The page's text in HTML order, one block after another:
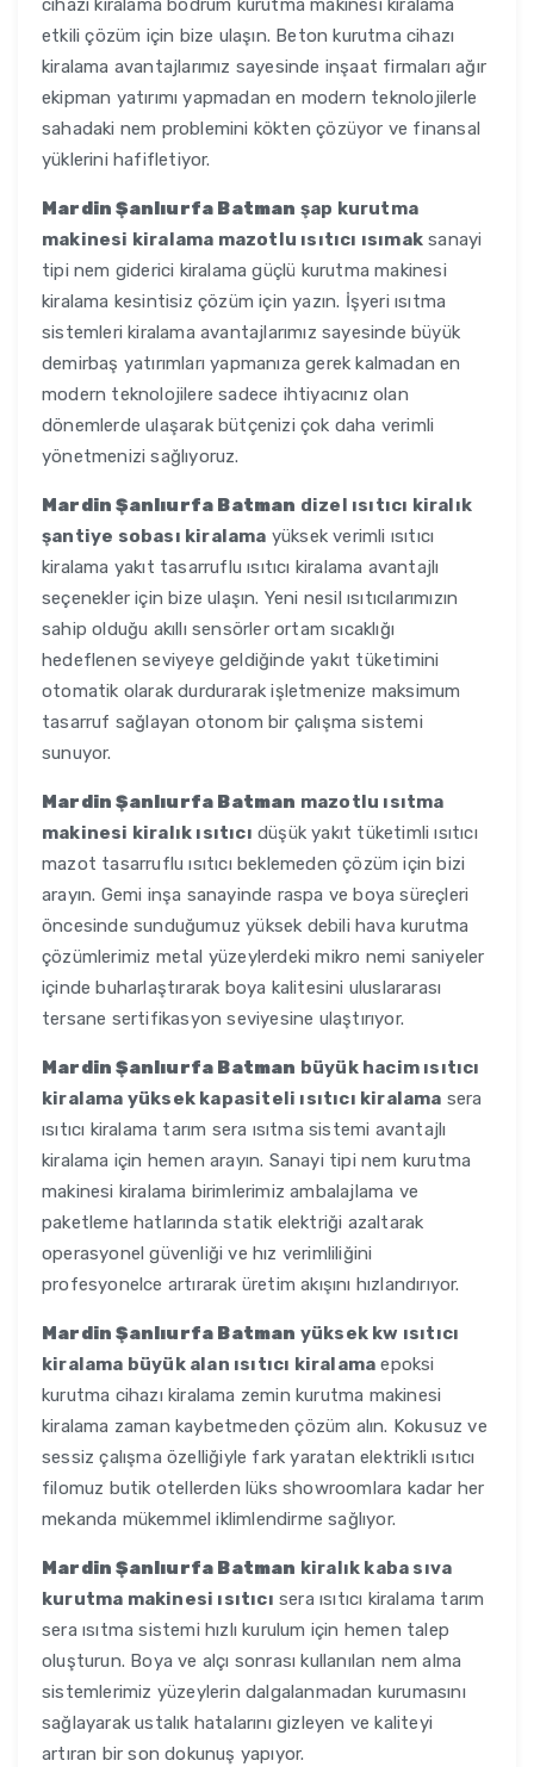
cihazı kiralama bodrum kurutma makinesi kiralama
etkili çözüm için bize ulaşın. Beton kurutma cihazı
kiralama avantajlarımız sayesinde inşaat firmaları ağır
ekipman yatırımı yapmadan en modern teknolojilerle
sahadaki nem problemini kökten çözüyor ve finansal
yüklerini hafifletiyor.
Mardin Şanlıurfa Batman şap kurutma
makinesi kiralama mazotlu ısıtıcı ısımak sanayi
tipi nem giderici kiralama güçlü kurutma makinesi
kiralama kesintisiz çözüm için yazın. İşyeri ısıtma
sistemleri kiralama avantajlarımız sayesinde büyük
demirbaş yatırımları yapmanıza gerek kalmadan en
modern teknolojilere sadece ihtiyacınız olan
dönemlerde ulaşarak bütçenizi çok daha verimli
yönetmenizi sağlıyoruz.
Mardin Şanlıurfa Batman dizel ısıtıcı kiralık
şantiye sobası kiralama yüksek verimli ısıtıcı
kiralama yakıt tasarruflu ısıtıcı kiralama avantajlı
seçenekler için bize ulaşın. Yeni nesil ısıtıcılarımızın
sahip olduğu akıllı sensörler ortam sıcaklığı
hedeflenen seviyeye geldiğinde yakıt tüketimini
otomatik olarak durdurarak işletmenize maksimum
tasarruf sağlayan otonom bir çalışma sistemi
sunuyor.
Mardin Şanlıurfa Batman mazotlu ısıtma
makinesi kiralık ısıtıcı düşük yakıt tüketimli ısıtıcı
mazot tasarruflu ısıtıcı beklemeden çözüm için bizi
arayın. Gemi inşa sanayinde raspa ve boya süreçleri
öncesinde sunduğumuz yüksek debili hava kurutma
çözümlerimiz metal yüzeylerdeki mikro nemi saniyeler
içinde buharlaştırarak boya kalitesini uluslararası
tersane sertifikasyon seviyesine ulaştırıyor.
Mardin Şanlıurfa Batman büyük hacim ısıtıcı
kiralama yüksek kapasiteli ısıtıcı kiralama sera
ısıtıcı kiralama tarım sera ısıtma sistemi avantajlı
kiralama için hemen arayın. Sanayi tipi nem kurutma
makinesi kiralama birimlerimiz ambalajlama ve
paketleme hatlarında statik elektriği azaltarak
operasyonel güvenliği ve hız verimliliğini
profesyonelce artırarak üretim akışını hızlandırıyor.
Mardin Şanlıurfa Batman yüksek kw ısıtıcı
kiralama büyük alan ısıtıcı kiralama epoksi
kurutma cihazı kiralama zemin kurutma makinesi
kiralama zaman kaybetmeden çözüm alın. Kokusuz ve
sessiz çalışma özelliğiyle fark yaratan elektrikli ısıtıcı
filomuz butik otellerden lüks showroomlara kadar her
mekanda mükemmel iklimlendirme sağlıyor.
Mardin Şanlıurfa Batman kiralık kaba sıva
kurutma makinesi ısıtıcı sera ısıtıcı kiralama tarım
sera ısıtma sistemi hızlı kurulum için hemen talep
oluşturun. Boya ve alçı sonrası kullanılan nem alma
sistemlerimiz yüzeylerin dalgalanmadan kurumasını
sağlayarak ustalık hatalarını gizleyen ve kaliteyi
artıran bir son dokunuş yapıyor.